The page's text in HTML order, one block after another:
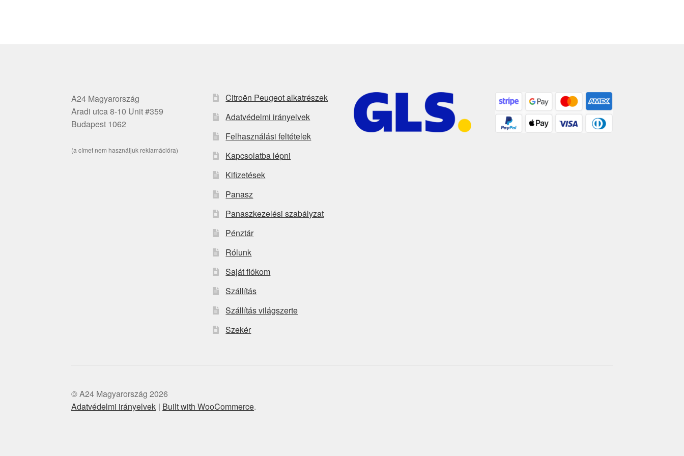
A24 Magyarország
Aradi utca 8-10 Unit #359
Budapest 1062
(a címet nem használjuk reklamációra)
Citroën Peugeot alkatrészek
Adatvédelmi irányelvek
Felhasználási feltételek
Kapcsolatba lépni
Kifizetések
Panasz
Panaszkezelési szabályzat
Pénztár
Rólunk
Saját fiókom
Szállítás
Szállítás világszerte
Szekér
© A24 Magyarország 2026
Adatvédelmi irányelvek
Built with WooCommerce.